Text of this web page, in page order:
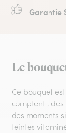
Garantie
Le
Ce bouquet
comptent :
des moments
teintes